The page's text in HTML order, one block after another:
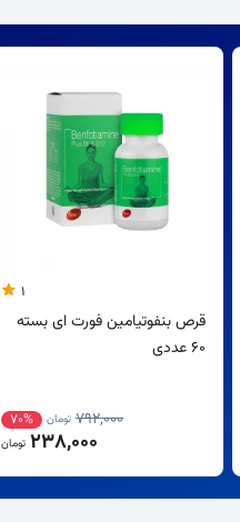
1
قرص بنفوتیامین فورت ای بسته
60 عددی
792,000 تومان 70%
238,000 تومان